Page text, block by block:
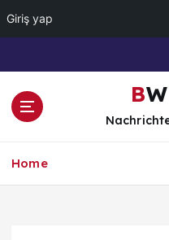
Giriş yap
Home